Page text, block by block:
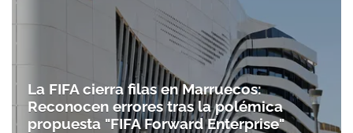
La FIFA cierra filas en Marruecos:
Reconocen errores tras la polémica
propuesta "FIFA Forward Enterprise"